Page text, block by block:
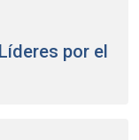
por el